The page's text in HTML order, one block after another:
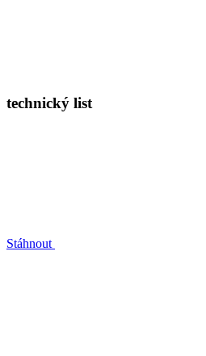
technický list
Stáhnout